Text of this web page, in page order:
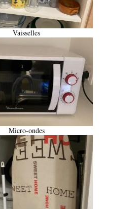
Vaisselles
Micro-ondes